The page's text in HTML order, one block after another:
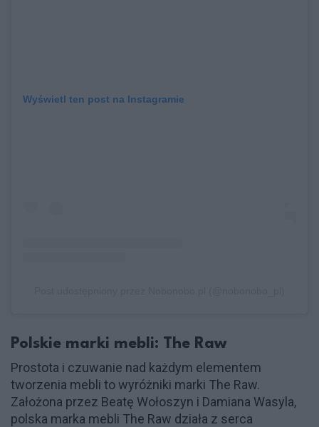
Wyświetl ten post na Instagramie
Polskie marki mebli: The Raw
Prostota i czuwanie nad każdym elementem
tworzenia mebli to wyróżniki marki The Raw.
Założona przez Beatę Wołoszyn i Damiana Wasyla,
polska marka mebli The Raw działa z serca